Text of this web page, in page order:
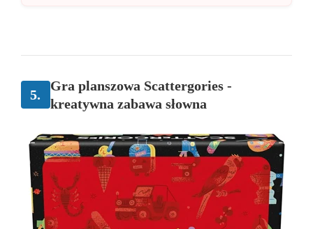
5.
Gra planszowa Scattergories -
kreatywna zabawa słowna